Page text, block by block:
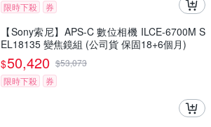
限時下殺 券
【Sony索尼】APS-C 數位相機 ILCE-6700M S
EL18135 變焦鏡組 (公司貨 保固18+6個月)
$50,420 $53,073
限時下殺
券